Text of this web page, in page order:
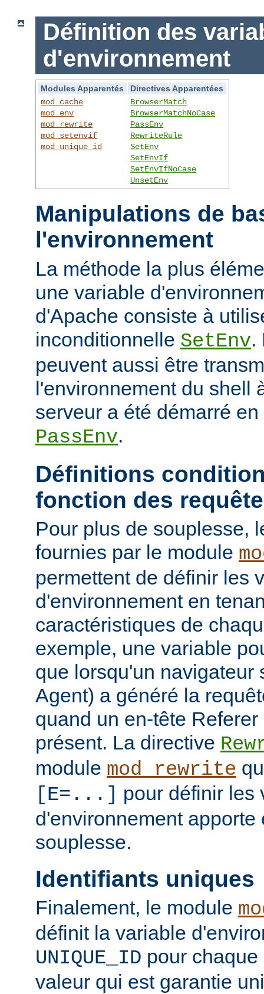
Définition des
d'environnement
Modules Apparentés
Directives Apparentées
mod_cache
mod_env
mod_rewrite
mod_setenvif
mod_unique_id
BrowserMatch
BrowserMatchNoCase
PassEnv
RewriteRule
SetEnv
SetEnvIf
SetEnvIfNoCase
UnsetEnv
Manipulations de
l'environnement
La méthode la plus
une variable
d'Apache consiste à
inconditionnelle SetEnv.
peuvent aussi être
l'environnement du shell
serveur a été démarré
PassEnv.
Définitions
fonction des
Pour plus de souplesse,
fournies par le module
permettent de définir les
d'environnement en
caractéristiques de
exemple, une variable
que lorsqu'un navigateur
Agent) a généré la
quand un en-tête
présent. La directive
module mod_rewrite
[E=...] pour définir les
d'environnement apporte
souplesse.
Identifiants uniques
Finalement, le module
définit la variable
UNIQUE_ID pour
valeur qui est garantie